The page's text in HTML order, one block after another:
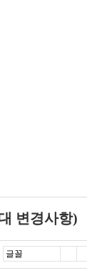
변경사항)